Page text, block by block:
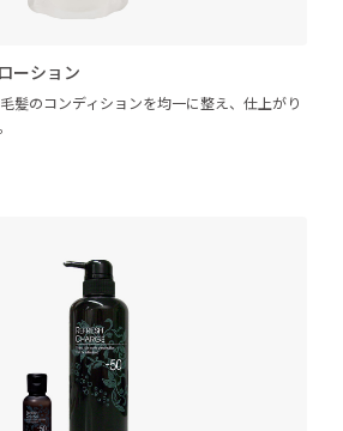
ーション
髪のコンディションを均一に整え、仕上がり